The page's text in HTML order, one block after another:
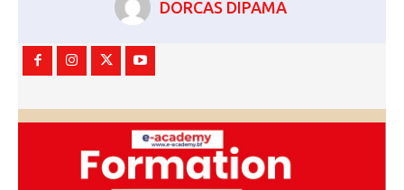
DORCAS DIPAMA